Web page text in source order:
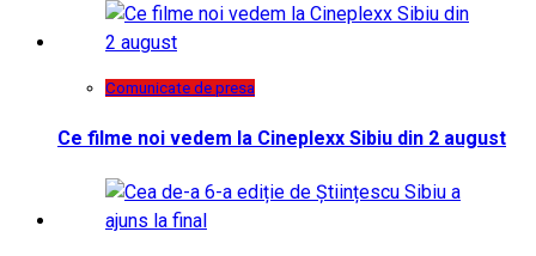
Comunicate de presa
Ce filme noi vedem la Cineplexx Sibiu din 2 august